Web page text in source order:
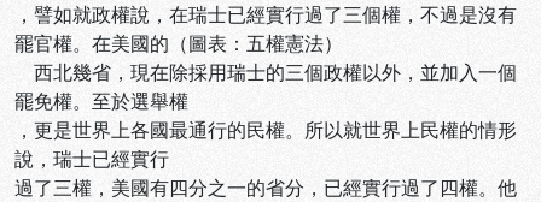
，譬如就政權說，在瑞士已經實行過了三個權，不過是沒有
罷官權。在美國的（圖表：五權憲法）
西北幾省，現在除採用瑞士的三個政權以外，並加入一個
罷免權。至於選舉權
，更是世界上各國最通行的民權。所以就世界上民權的情形
說，瑞士已經實行
過了三權，美國有四分之一的省分，已經實行過了四權。他